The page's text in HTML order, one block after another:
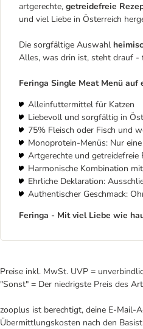
artgerechte, getreidefreie
und viel Liebe in Österreich
Die sorgfältige Auswahl
Alles, was drin ist, steht drauf -
Feringa Single Meat Menü auf
Alleinfuttermittel für Katzen
Liebevoll und sorgfältig in
75% Fleisch oder Fisch und
Monoprotein-Menüs: Nur
Artgerechte und
Harmonische Kombination
Ehrliche Deklaration:
Authentischer Geschmack:
Feringa - Mit viel Liebe wie
Preise inkl. MwSt. UVP =
"Sonst" = Der niedrigste Preis des
zooplus ist berechtigt, deine E-Mail-
Übermittlungskosten nach den